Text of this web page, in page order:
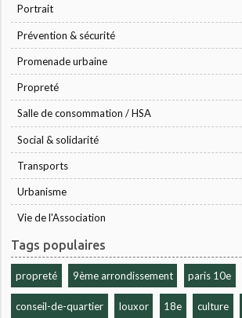
Portrait
Prévention & sécurité
Promenade urbaine
Propreté
Salle de consommation / HSA
Social & solidarité
Transports
Urbanisme
Vie de l'Association
Tags populaires
propreté 9ème arrondissement paris 10e
conseil-de-quartier louxor 18e culture